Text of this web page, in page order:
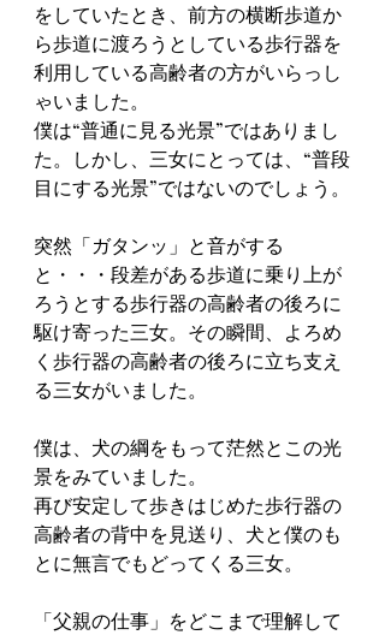
をしていたとき、前方の横断歩道か
ら歩道に渡ろうとしている歩行器を
利用している高齢者の方がいらっし
ゃいました。
僕は“普通に見る光景”ではありまし
た。しかし、三女にとっては、“普段
目にする光景”ではないのでしょう。
突然「ガタンッ」と音がする
と・・・段差がある歩道に乗り上が
ろうとする歩行器の高齢者の後ろに
駆け寄った三女。その瞬間、よろめ
く歩行器の高齢者の後ろに立ち支え
る三女がいました。
僕は、犬の綱をもって茫然とこの光
景をみていました。
再び安定して歩きはじめた歩行器の
高齢者の背中を見送り、犬と僕のも
とに無言でもどってくる三女。
「父親の仕事」をどこまで理解して